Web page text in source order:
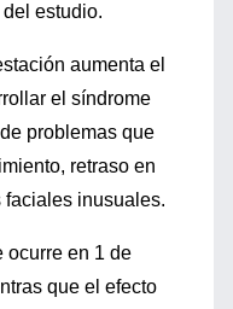
estudio.
aumenta el
el síndrome
problemas que
retraso en
inusuales.
ocurre en 1 de
que el efecto